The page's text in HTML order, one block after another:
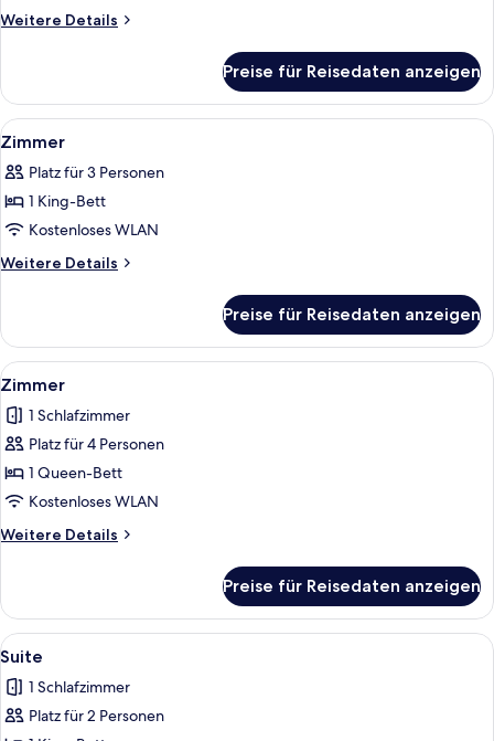
Weitere Details
Weitere
Preise für Reisedaten anzeigen
Alle
Fotos
für
Zimmer
anzeigen
Ein Badezimmer mit
2
Zimmer
Platz für 3 Personen
1 King-Bett
Kostenloses WLAN
Weitere Details
Weitere
Preise für Reisedaten anzeigen
Alle
Fotos
für
Zimmer
anzeigen
Ein Hotelzimmer mit zwei Betten,
1
Zimmer
1 Schlafzimmer
Platz für 4 Personen
1 Queen-Bett
Kostenloses WLAN
Weitere Details
Weitere
Preise für Reisedaten anzeigen
Alle
Fotos
für
Suite
Ein Schlafzimmer mit einem großen
4
Suite
1 Schlafzimmer
Platz für 2 Personen